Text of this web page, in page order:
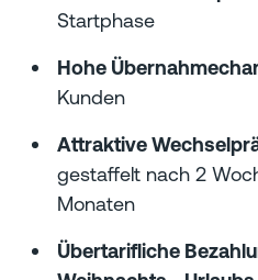
Startphase
Hohe
Kunden
Attraktive
gestaffelt nach 2
Monaten
Übertarifliche